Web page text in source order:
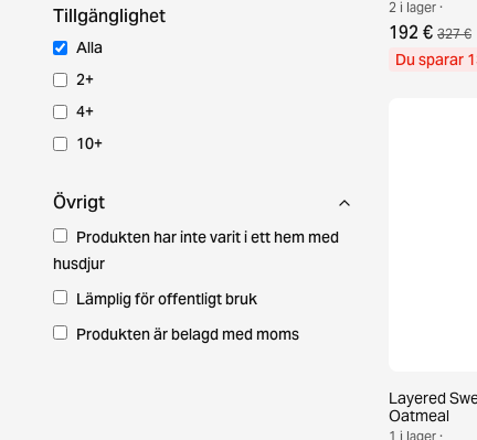
Tillgänglighet
Alla
2+
4+
10+
Övrigt
Produkten har inte varit i ett hem med
husdjur
Lämplig för offentligt bruk
Produkten är belagd med moms
2 i lager ·
192 € 327 €
Du sparar
Layered
Oatmeal
1 i lager ·